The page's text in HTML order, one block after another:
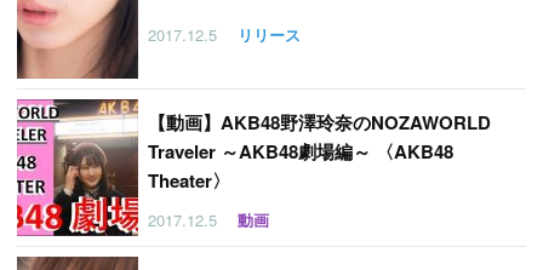
2017.12.5 リリース
【動画】AKB48野澤玲奈のNOZAWORLD
Traveler ～AKB48劇場編～ 〈AKB48
Theater〉
2017.12.5 動画